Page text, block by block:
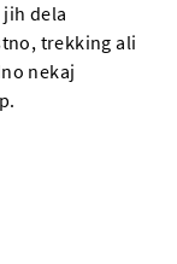
dela
trekking ali
nekaj